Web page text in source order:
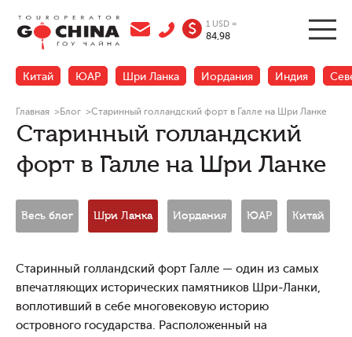
$ 1 USD =
84,98
Китай ЮАР Шри Ланка Иордания Индия
Главная >Блог >Старинный голландский форт в Галле на Шри Ланке
Старинный голландский
форт в Галле на Шри Ланке
Весь блог Шри Ланка Иордания ЮАР Китай
Старинный голландский форт Галле — один из самых
впечатляющих исторических памятников Шри‑Ланки,
воплотивший в себе многовековую историю
островного государства. Расположенный на